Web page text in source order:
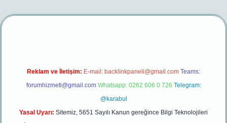
betexper yeni giriş
Reklam ve İletişim: E-mail: backlinkpaneli@gmail.com Teams:
forumhizmeti@gmail.com Whatsapp: 0262 606 0 726 Telegram:
@karabul
Yasal Uyarı: Sitemiz, 5651 Sayılı Kanun gereğince Bilgi Teknolojileri